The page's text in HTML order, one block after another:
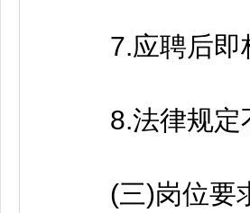
7.应聘后即
8.法律规定
(三)岗位要求